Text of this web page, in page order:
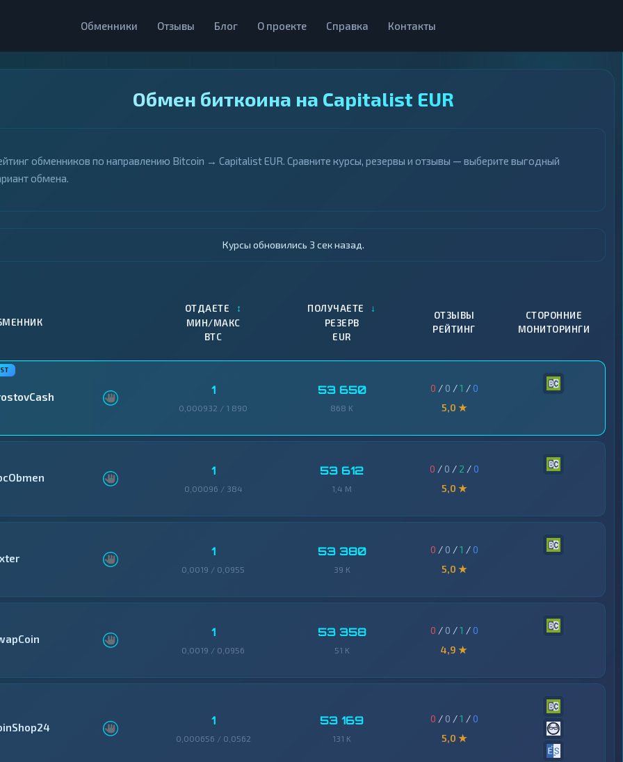
Обменники Отзывы Блог О проекте Справка Контакты
Обмен биткоина на Capitalist EUR
обменников по направлению Bitcoin → Capitalist EUR. Сравните курсы, резервы и отзывы — выберите выгодный
обмена.
Курсы обновились 4 сек назад.
ОТДАЕТЕ ↕
МИН/МАКС
BTC
ПОЛУЧАЕТЕ ↓
РЕЗЕРВ
EUR
ОТЗЫВЫ
РЕЙТИНГ
СТОРОННИЕ
МОНИТОРИНГИ
1
0,000932 / 1 890
53 650
868 K
0 / 0 /1 /0
5,0 ★
1
0,00096 / 384
53 612
1,4 M
0 / 0 / 2 /0
5,0 ★
1
0,0019 / 0,0955
53 380
39 K
0 / 0 /1 /0
5,0 ★
1
0,0019 / 0,0956
53 358
51 K
0 / 0 /1 /0
4,9 ★
1
0,000656 / 0,0562
53 169
131 K
0 / 0 /1 /0
5,0 ★